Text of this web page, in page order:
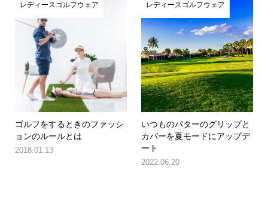
レディースゴルフウェア
ゴルフをするときのファッシ
ョンのルールとは
2018.01.13
レディースゴルフウェア
いつものパターのグリップと
カバーを夏モードにアップデ
ート
2022.06.20